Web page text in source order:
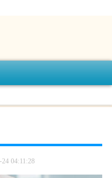
24 04:11:28